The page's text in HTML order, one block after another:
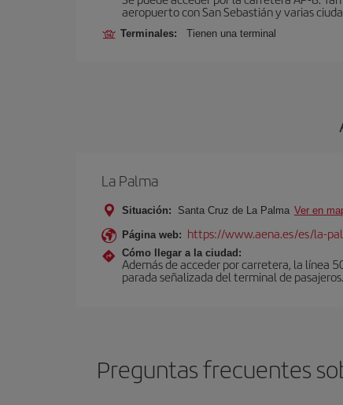
aeropuerto con San Sebastián y varias
Terminales: Tienen una terminal
La Palma
Situación: Santa Cruz de La Palma Ver en
Página web: https://www.aena.es/es/la-
Cómo llegar a la ciudad:
Además de acceder por carretera, la línea
parada señalizada del terminal de pasajeros.
Preguntas frecuentes